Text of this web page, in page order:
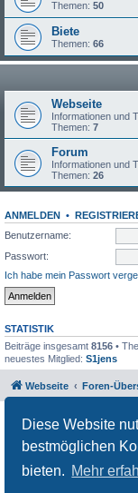
Diese Website
bestmöglichen
bieten. Mehr
Themen: 50
Biete
Themen: 66
Webseite
Informationen und
Themen: 7
Forum
Informationen und
Themen: 26
ANMELDEN •
Benutzername:
Passwort:
Ich habe mein Passwort
STATISTIK
Beiträge insgesamt 8156 •
neuestes Mitglied: S1jens
Webseite Foren-
Powered by